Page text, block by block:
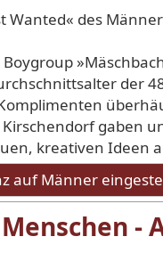
Wanted« des
der
gaben
kreativen Ideen
auf Männer
-